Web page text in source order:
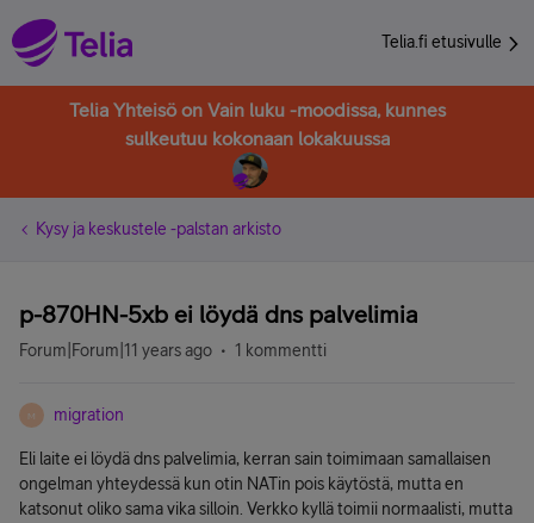
Telia.fi etusivulle
Telia Yhteisö on Vain luku -moodissa, kunnes
sulkeutuu kokonaan lokakuussa
Kysy ja keskustele -palstan arkisto
p-870HN-5xb ei löydä dns palvelimia
Forum|Forum|11 years ago 1 kommentti
M migration
Eli laite ei löydä dns palvelimia, kerran sain toimimaan samallaisen
ongelman yhteydessä kun otin NATin pois käytöstä, mutta en
katsonut oliko sama vika silloin. Verkko kyllä toimii normaalisti, mutta